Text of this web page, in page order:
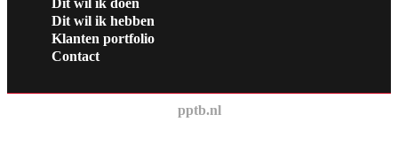
Dit wil ik doen
Dit wil ik hebben
Klanten portfolio
Contact
pptb.nl